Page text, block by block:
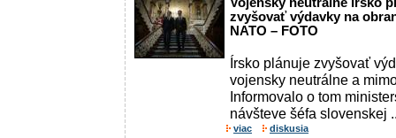
zvyšovať výdavky na
NATO – FOTO
Írsko plánuje zvyšovať
vojensky neutrálne a
Informovalo o tom
návšteve šéfa slovenskej
viac diskusia